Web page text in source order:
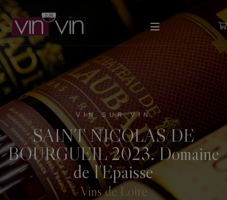
VIN SUR VIN
SAINT NICOLAS DE
BOURGUEIL 2023. Domaine
de l'Epaisse
Vins de Loire